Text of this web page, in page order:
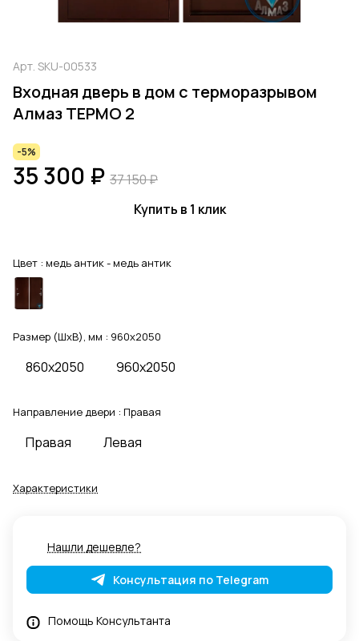
Арт. SKU-00533
Входная дверь в дом с терморазрывом
Алмаз ТЕРМО 2
-5%
35 300 ₽ 37 150 ₽
Купить в 1 клик
Цвет : медь антик - медь антик
Размер (ШхВ), мм : 960x2050
860x2050 960x2050
Направление двери : Правая
Правая Левая
Характеристики
Нашли дешевле?
Консультация по Telegram
Помощь Консультанта